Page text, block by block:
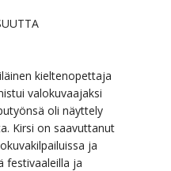
kieltenopettaja
valokuvaajaksi
oli näyttely
Kirsi on saavuttanut
ja
festivaaleilla ja